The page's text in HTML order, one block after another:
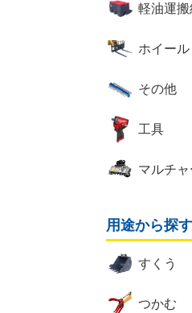
軽油運搬
ホイー
その他
工具
マルチャ
用途から探す
すくう
つかむ